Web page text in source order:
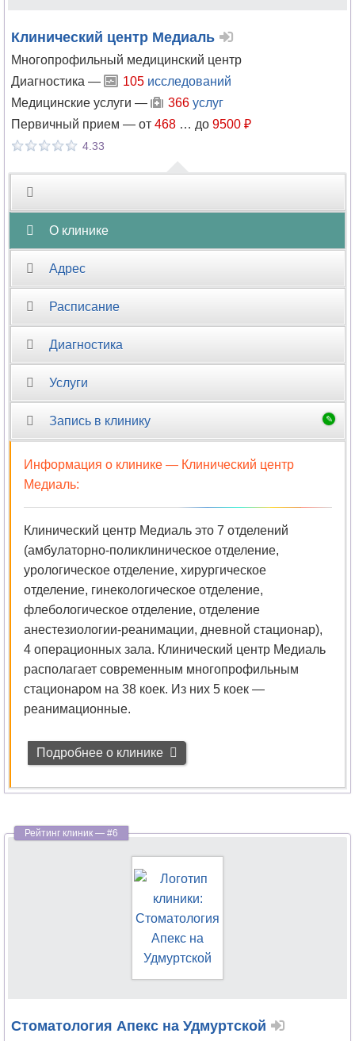
лицевая
хирургия
Эндокринология
Клинический центр Медиаль
Многопрофильный медицинский центр
Диагностика —
105 исследований
Медицинские услуги —
366 услуг
Первичный прием — от 468 … до 9500 ₽
4.33
О клинике
Адрес
Расписание
Диагностика
Услуги
Запись в клинику
Информация о клинике — Клинический центр
Медиаль:
Клинический центр Медиаль это 7 отделений
(амбулаторно-поликлиническое отделение,
урологическое отделение, хирургическое
отделение, гинекологическое отделение,
флебологическое отделение, отделение
анестезиологии-реанимации, дневной стационар),
4 операционных зала. Клинический центр Медиаль
располагает современным многопрофильным
стационаром на 38 коек. Из них 5 коек —
реанимационные.
Подробнее о клинике
Стоматология Апекс на Удмуртской